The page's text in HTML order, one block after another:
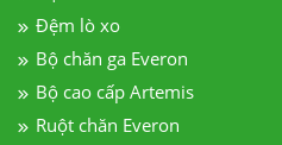
Đệm lò xo
Bộ chăn ga Everon
Bộ cao cấp Artemis
Ruột chăn Everon